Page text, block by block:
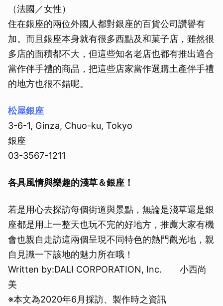
（法國／女性）
住在銀座的兩位外國人都對銀座的百貨公司讚譽有
加。而且銀座本身就有很多西點及和菓子店，雖然很
多店的面積都不大，但這些知名老店也都有推出適合
當作伴手禮的商品，把這些店家當作選購土產伴手禮
的地方也很不錯呢。
松屋銀座
3-6-1, Ginza, Chuo-ku, Tokyo
銀座
03-3567-1211
各具風情與樂趣的淺草＆銀座！
若是用心去探訪每個街道與景點，無論是淺草還是銀
座都是用上一整天也玩不完的好地方，推薦大家有機
會也親自走訪這兩個呈現不同特色的熱門觀光地，親
自見識一下該地的魅力所在哦！
Written by:DALI CORPORATION, Inc. 小西尚
美
※本文為2020年6月採訪、製作時之資訊